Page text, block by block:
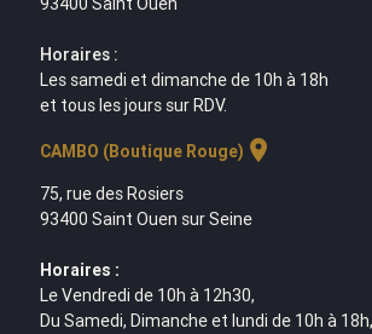
Horaires :
Les samedi et dimanche de 10h à 18h
et tous les jours sur RDV.
CAMBO (Boutique Rouge) location_on
75, rue des Rosiers
93400 Saint Ouen sur Seine
Horaires :
Le Vendredi de 10h à 12h30,
Du Samedi, Dimanche et lundi de 10h à 18h,